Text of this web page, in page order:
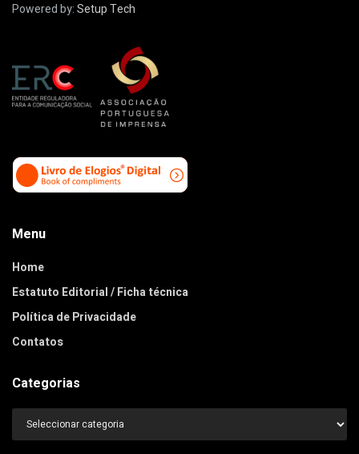
Powered by:Setup Tech
Menu
Home
Estatuto Editorial / Ficha técnica
Política de Privacidade
Contatos
Categorias
Categorias